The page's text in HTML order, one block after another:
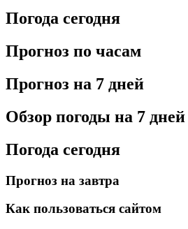
Погода сегодня
Прогноз по часам
Прогноз на 7 дней
Обзор погоды на 7 дней
Погода сегодня
Прогноз на завтра
Как пользоваться сайтом